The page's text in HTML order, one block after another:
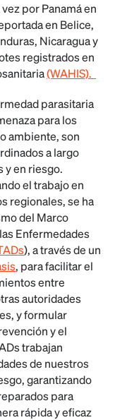
por Panamá en
en Belice,
Nicaragua y
registrados en
(WAHIS).
parasitaria
para los
ambiente, son
a largo
y en riesgo.
el trabajo en
regionales, se ha
del Marco
Enfermedades
), a través de un
, para facilitar el
entre
autoridades
y formular
y el
trabajan
de nuestros
garantizando
para
rápida y eficaz